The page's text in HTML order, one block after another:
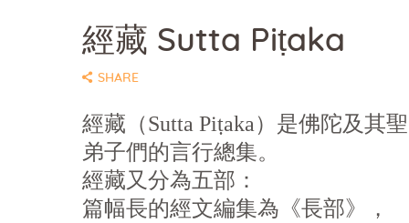
經藏 Sutta Piṭaka
SHARE
經藏（Sutta Piṭaka）是佛陀及其聖
弟子們的言行總集。
經藏又分為五部：
篇幅長的經文編集為《長部》，